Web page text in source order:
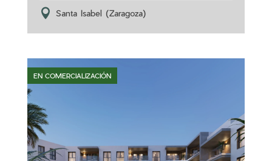
Santa Isabel (Zaragoza)
EN COMERCIALIZACIÓN